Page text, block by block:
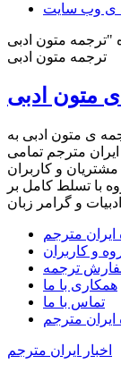
ی وب سایت
ترجمه متون ادبی
متون ادبی
ی متون ادبی به
مترجم تمامی
و کاربران
با تسلط کامل بر
مترجم
و کاربران
ترجمه
همکاری با ما
تماس با ما
ایران مترجم
اخبار ایران مترجم